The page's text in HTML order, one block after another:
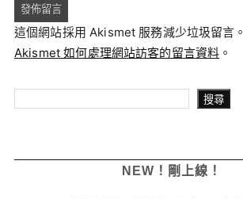
這個網站採用 Akismet 服務減少垃圾留言。
Akismet 如何處理網站訪客的留言資料 。
搜尋
NEW！剛上線！